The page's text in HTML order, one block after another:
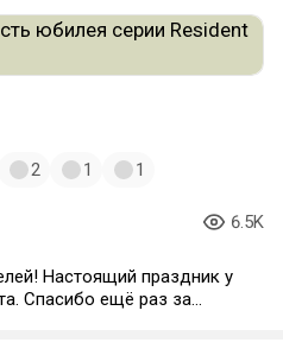
2 1 1
6.5K
Настоящий праздник у
Спасибо ещё раз за